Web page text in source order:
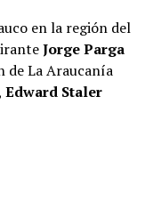
en la región del
Jorge Parga
de La Araucanía
Edward Staler